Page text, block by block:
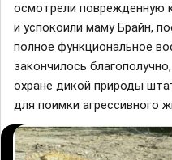
осмотрели поврежденную
и успокоили маму Брайн,
полное функциональное
закончилось
охране дикой природы
для поимки агрессивного